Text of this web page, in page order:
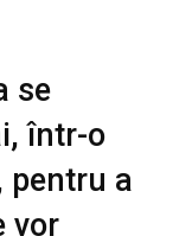
se
într-o
pentru a
vor